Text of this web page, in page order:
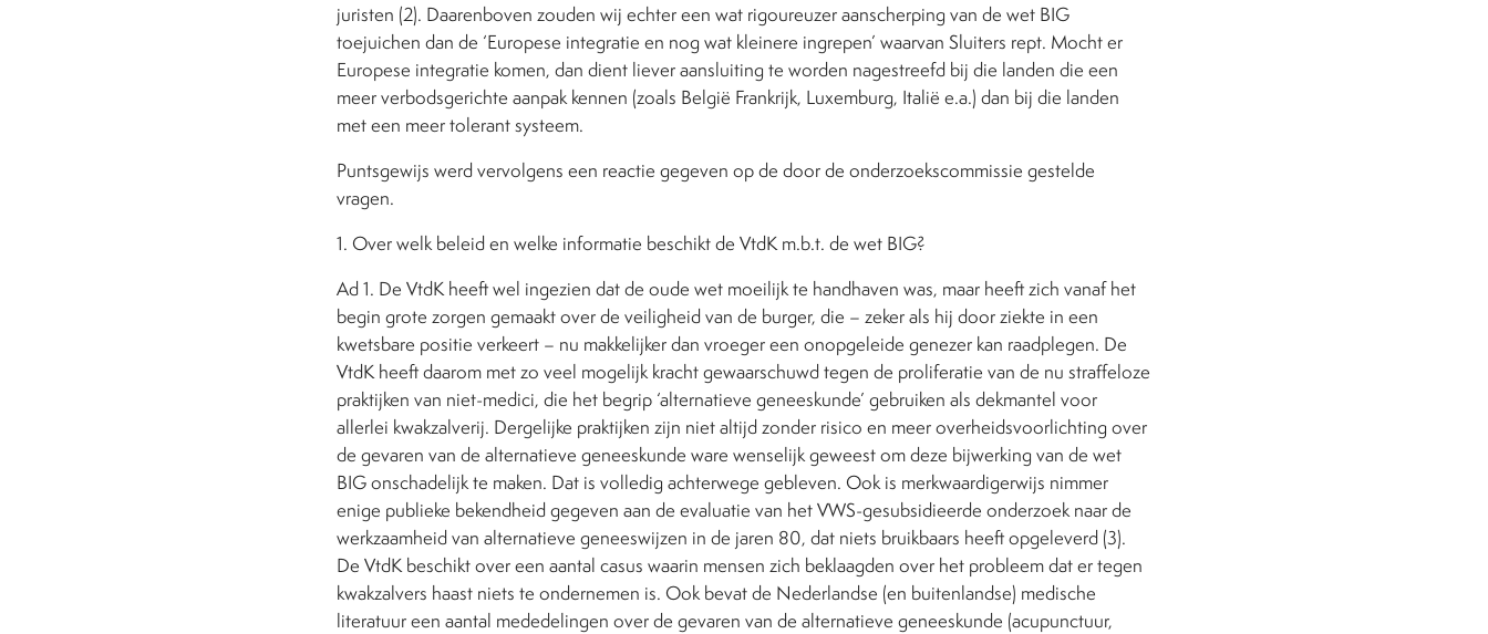
juristen (2). Daarenboven zouden wij echter een wat rigoureuzer aanscherping van de wet BIG
toejuichen dan de ‘Europese integratie en nog wat kleinere ingrepen’ waarvan Sluiters rept. Mocht er
Europese integratie komen, dan dient liever aansluiting te worden nagestreefd bij die landen die een
meer verbodsgerichte aanpak kennen (zoals België Frankrijk, Luxemburg, Italië e.a.) dan bij die landen
met een meer tolerant systeem.
Puntsgewijs werd vervolgens een reactie gegeven op de door de onderzoekscommissie gestelde
vragen.
1. Over welk beleid en welke informatie beschikt de VtdK m.b.t. de wet BIG?
Ad 1. De VtdK heeft wel ingezien dat de oude wet moeilijk te handhaven was, maar heeft zich vanaf het
begin grote zorgen gemaakt over de veiligheid van de burger, die – zeker als hij door ziekte in een
kwetsbare positie verkeert – nu makkelijker dan vroeger een onopgeleide genezer kan raadplegen. De
VtdK heeft daarom met zo veel mogelijk kracht gewaarschuwd tegen de proliferatie van de nu straffeloze
praktijken van niet-medici, die het begrip ‘alternatieve geneeskunde’ gebruiken als dekmantel voor
allerlei kwakzalverij. Dergelijke praktijken zijn niet altijd zonder risico en meer overheidsvoorlichting over
de gevaren van de alternatieve geneeskunde ware wenselijk geweest om deze bijwerking van de wet
BIG onschadelijk te maken. Dat is volledig achterwege gebleven. Ook is merkwaardigerwijs nimmer
enige publieke bekendheid gegeven aan de evaluatie van het VWS-gesubsidieerde onderzoek naar de
werkzaamheid van alternatieve geneeswijzen in de jaren 80, dat niets bruikbaars heeft opgeleverd (3).
De VtdK beschikt over een aantal casus waarin mensen zich beklaagden over het probleem dat er tegen
kwakzalvers haast niets te ondernemen is. Ook bevat de Nederlandse (en buitenlandse) medische
literatuur een aantal mededelingen over de gevaren van de alternatieve geneeskunde (acupunctuur,